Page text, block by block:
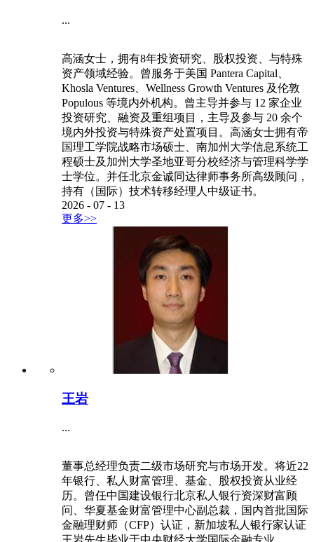
...
高涵女士，拥有8年投资研究、股权投资、与特殊
资产领域经验。曾服务于美国 Pantera Capital、
Khosla Ventures、Wellness Growth Ventures 及伦敦
Populous 等境内外机构。曾主导并参与 12 家企业
投资研究、融资及重组项目，主导及参与 20 余个
境内外投资与特殊资产处置项目。高涵女士拥有帝
国理工学院战略市场硕士、南加州大学信息系统工
程硕士及加州大学圣地亚哥分校经济与管理科学学
士学位。并任北京金诚同达律师事务所高级顾问，
持有（国际）技术转移经理人中级证书。
2026 - 07 - 13
更多>>
王岩
...
董事总经理负责二级市场研究与市场开发。将近22
年银行、私人财富管理、基金、股权投资从业经
历。曾任中国建设银行北京私人银行资深财富顾
问、华夏基金财富管理中心副总裁，国内首批国际
金融理财师（CFP）认证，新加坡私人银行家认证
王岩先生毕业于中央财经大学国际金融专业